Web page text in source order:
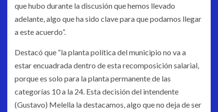
que hubo durante la discusión que hemos llevado
adelante, algo que ha sido clave para que podamos llegar
a este acuerdo”.
Destacó que “la planta política del municipio no va a
estar encuadrada dentro de esta recomposición salarial,
porque es solo para la planta permanente de las
categorías 10 a la 24. Esta decisión del intendente
(Gustavo) Melella la destacamos, algo que no deja de ser